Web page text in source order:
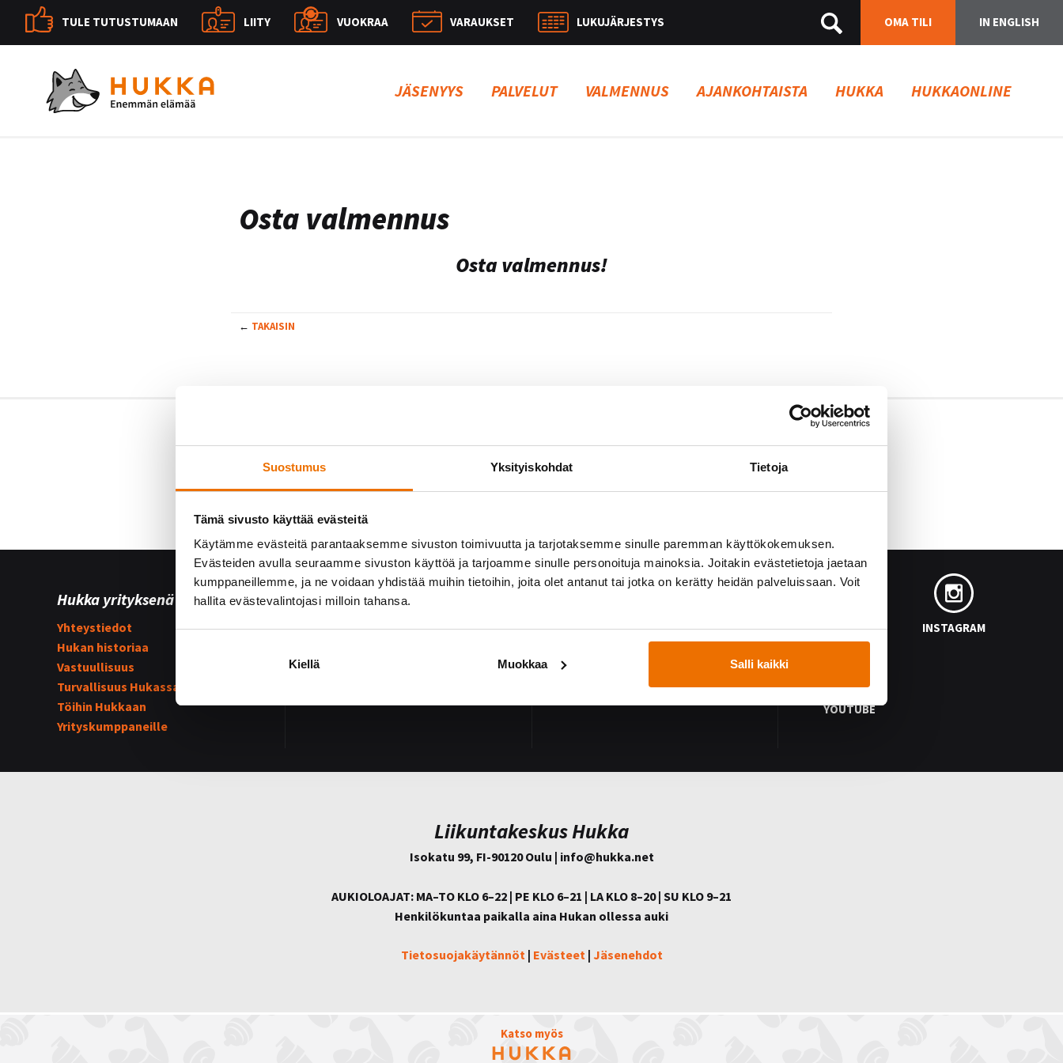
Suostumus Yksityiskohdat Tietoja
Tämä sivusto käyttää evästeitä
Käytämme evästeitä parantaaksemme sivuston toimivuutta ja tarjotaksemme sinulle paremman käyttökokemuksen.
Evästeiden avulla seuraamme sivuston käyttöä ja tarjoamme sinulle personoituja mainoksia. Joitakin evästetietoja jaetaan
kumppaneillemme, ja ne voidaan yhdistää muihin tietoihin, joita olet antanut tai jotka on kerätty heidän palveluissaan. Voit
hallita evästevalintojasi milloin tahansa.
Kiellä Muokkaa Salli kaikki
TULE TUTUSTUMAAN LIITY VUOKRAA VARAUKSET LUKUJÄRJESTYS OMA TILI IN ENGLISH
JÄSENYYS PALVELUT VALMENNUS AJANKOHTAISTA HUKKA HUKKAONLINE
Osta valmennus
Osta valmennus!
← TAKAISIN
Hukka yrityksenä
Yhteystiedot
Hukan historiaa
Vastuullisuus
Turvallisuus Hukassa
Töihin Hukkaan
Yrityskumppaneille
Yhteistyössä
Hukka suosittelee!
Hukka-joukkue
Hukan lehdistöpaketti
Palautetta?
FACEBOOK INSTAGRAM
YOUTUBE
Liikuntakeskus Hukka
Isokatu 99, FI-90120 Oulu | info@hukka.net
AUKIOLOAJAT: MA–TO KLO 6–22 | PE KLO 6–21 | LA KLO 8–20 | SU KLO 9–21
Henkilökuntaa paikalla aina Hukan ollessa auki
Tietosuojakäytännöt | Evästeet | Jäsenehdot
Katso myös